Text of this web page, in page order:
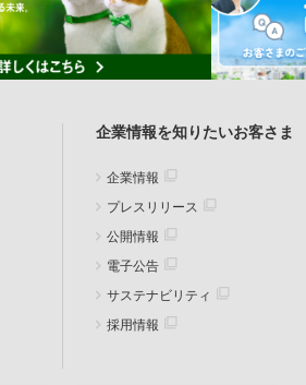
企業情報を知りたいお客さま
企業情報
プレスリリース
公開情報
電子公告
サステナビリティ
採用情報